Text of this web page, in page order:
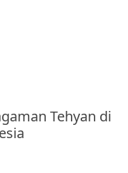
Tehyan di